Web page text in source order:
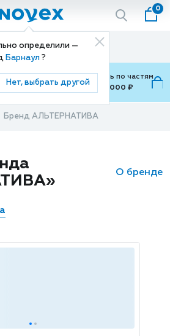
определили —
Барнаул ?
Нет, выбрать другой
0
Способ доставки
Доставка
с Подели
Можно оплатить по частям
от 700 ₽ до 15,000 ₽
Бренд АЛЬТЕРНАТИВА
О бренде